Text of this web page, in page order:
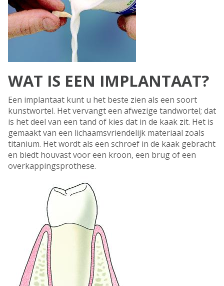
WAT IS EEN IMPLANTAAT?
Een implantaat kunt u het beste zien als een soort
kunstwortel. Het vervangt een afwezige tandwortel; dat
is het deel van een tand of kies dat in de kaak zit. Het is
gemaakt van een lichaamsvriendelijk materiaal zoals
titanium. Het wordt als een schroef in de kaak gebracht
en biedt houvast voor een kroon, een brug of een
overkappingsprothese.